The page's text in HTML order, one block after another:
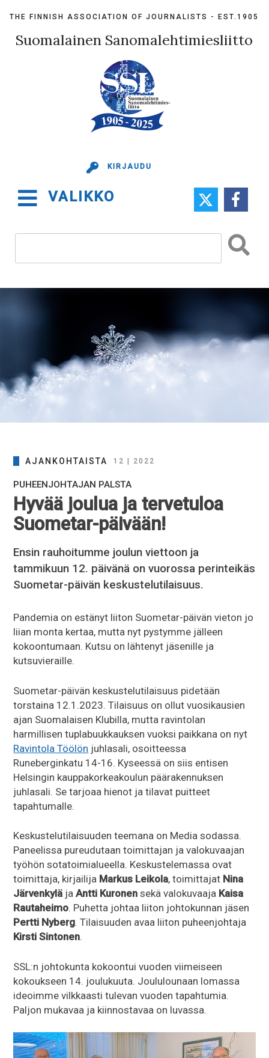
content
THE FINNISH ASSOCIATION OF JOURNALISTS - EST.1905
Suomalainen Sanomalehtimiesliitto
KIRJAUDU
VALIKKO
AJANKOHTAISTA 12 | 2022
PUHEENJOHTAJAN PALSTA
Hyvää joulua ja tervetuloa
Suometar-päivään!
Ensin rauhoitumme joulun viettoon ja
tammikuun 12. päivänä on vuorossa perinteikäs
Suometar-päivän keskustelutilaisuus.
Pandemia on estänyt liiton Suometar-päivän vieton jo
liian monta kertaa, mutta nyt pystymme jälleen
kokoontumaan. Kutsu on lähtenyt jäsenille ja
kutsuvieraille.
Suometar-päivän keskustelutilaisuus pidetään
torstaina 12.1.2023. Tilaisuus on ollut vuosikausien
ajan Suomalaisen Klubilla, mutta ravintolan
harmillisen tuplabuukkauksen vuoksi paikkana on nyt
Ravintola Töölön juhlasali, osoitteessa
Runeberginkatu 14-16. Kyseessä on siis entisen
Helsingin kauppakorkeakoulun päärakennuksen
juhlasali. Se tarjoaa hienot ja tilavat puitteet
tapahtumalle.
Keskustelutilaisuuden teemana on Media sodassa.
Paneelissa pureudutaan toimittajan ja valokuvaajan
työhön sotatoimialueella. Keskustelemassa ovat
toimittaja, kirjailija Markus Leikola, toimittajat Nina
Järvenkylä jaAntti Kuronen sekä valokuvaaja Kaisa
Rautaheimo. Puhetta johtaa liiton johtokunnan jäsen
Pertti Nyberg. Tilaisuuden avaa liiton puheenjohtaja
Kirsti Sintonen.
SSL:n johtokunta kokoontui vuoden viimeiseen
kokoukseen 14. joulukuuta. Joululounaan lomassa
ideoimme vilkkaasti tulevan vuoden tapahtumia.
Paljon mukavaa ja kiinnostavaa on luvassa.